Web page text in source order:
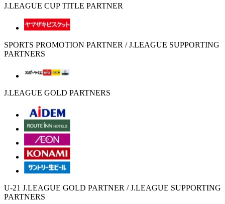
J.LEAGUE CUP TITLE PARTNER
SPORTS PROMOTION PARTNER / J.LEAGUE SUPPORTING
PARTNERS
J.LEAGUE GOLD PARTNERS
U-21 J.LEAGUE GOLD PARTNER / J.LEAGUE SUPPORTING
PARTNERS